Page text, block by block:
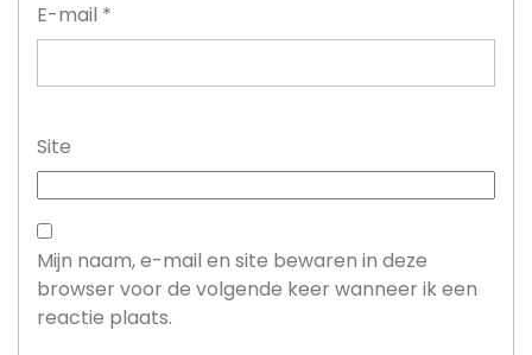
E-mail *
Site
Mijn naam, e-mail en site bewaren in deze
browser voor de volgende keer wanneer ik een
reactie plaats.